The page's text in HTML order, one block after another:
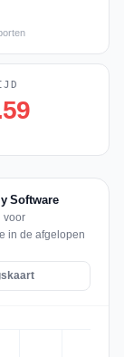
Software
voor
in de afgelopen